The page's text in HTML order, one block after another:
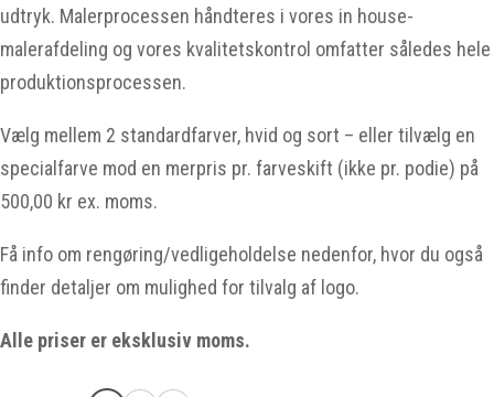
udtryk. Malerprocessen håndteres i vores in house-
malerafdeling og vores kvalitetskontrol omfatter således hele
produktionsprocessen.
Vælg mellem 2 standardfarver, hvid og sort – eller tilvælg en
specialfarve mod en merpris pr. farveskift (ikke pr. podie) på
500,00 kr ex. moms.
Få info om rengøring/vedligeholdelse nedenfor, hvor du også
finder detaljer om mulighed for tilvalg af logo.
Alle priser er eksklusiv moms.